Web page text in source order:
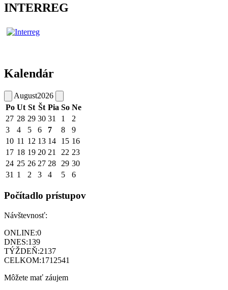
INTERREG
Kalendár
August2026
Po Ut St Št Pia So Ne
27 28 29 30 31 1
2
3
4 5 6 7 8
9
10 11 12 13 14 15 16
17 18 19 20 21 22 23
24 25 26 27 28 29 30
31 1 2 3 4 5 6
Počítadlo prístupov
Návštevnosť:
ONLINE:0
DNES:139
TÝŽDEŇ:2137
CELKOM:1712541
Môžete mať záujem